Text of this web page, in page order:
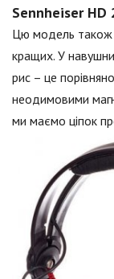
Sennheiser HD
Цю модель також
кращих. У
рис – це
неодимовими
ми маємо ціпок